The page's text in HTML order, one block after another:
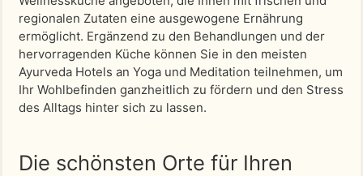
regionalen Zutaten eine ausgewogene Ernährung
ermöglicht. Ergänzend zu den Behandlungen und der
hervorragenden Küche können Sie in den meisten
Ayurveda Hotels an Yoga und Meditation teilnehmen, um
Ihr Wohlbefinden ganzheitlich zu fördern und den Stress
des Alltags hinter sich zu lassen.
Die schönsten Orte für Ihren